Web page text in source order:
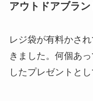
アウトドアブラ
レジ袋が有料かさ
きました。何個あ
したプレゼントとし